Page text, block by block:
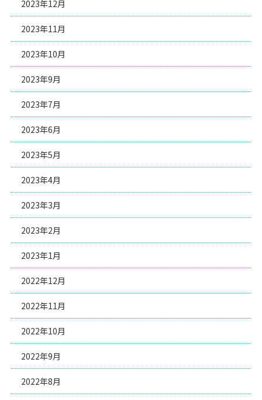
2023年12月
2023年11月
2023年10月
2023年9月
2023年7月
2023年6月
2023年5月
2023年4月
2023年3月
2023年2月
2023年1月
2022年12月
2022年11月
2022年10月
2022年9月
2022年8月